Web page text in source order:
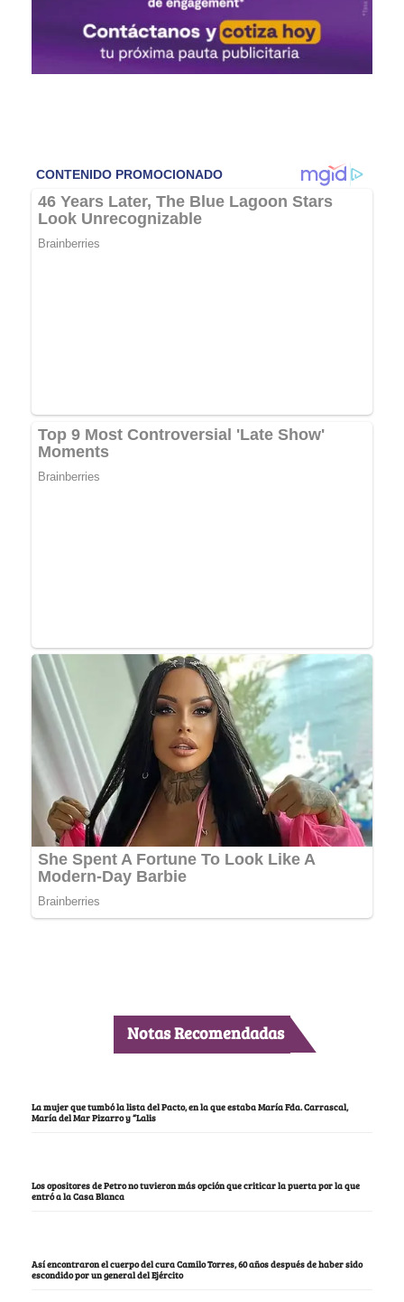
Notas Recomendadas
La mujer que tumbó la lista del Pacto, en la que estaba María Fda. Carrascal,
María del Mar Pizarro y “Lalis
Los opositores de Petro no tuvieron más opción que criticar la puerta por la que
entró a la Casa Blanca
Así encontraron el cuerpo del cura Camilo Torres, 60 años después de haber sido
escondido por un general del Ejército